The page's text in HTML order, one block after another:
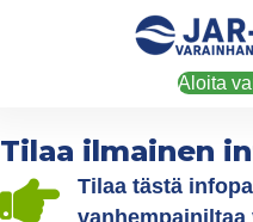
Aloita
Tilaa ilmainen
Tilaa tästä